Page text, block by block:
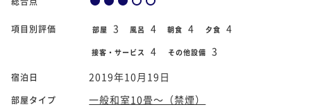
項目別評価 部屋 3 風呂 4 朝食 4 夕食 4
接客・サービス 4 その他設備 3
宿泊日 2019年10月19日
部屋タイプ
一般和室10畳～（禁煙）